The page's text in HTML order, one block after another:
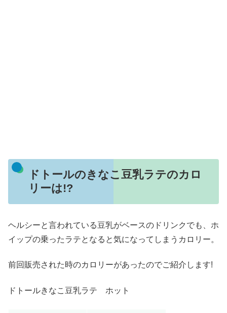
ドトールのきなこ豆乳ラテのカロ
リーは!?
ヘルシーと言われている豆乳がベースのドリンクでも、ホ
イップの乗ったラテとなると気になってしまうカロリー。
前回販売された時のカロリーがあったのでご紹介します!
ドトールきなこ豆乳ラテ ホット